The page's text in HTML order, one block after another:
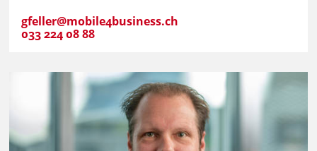
gfeller@mobile4business.ch
033 224 08 88